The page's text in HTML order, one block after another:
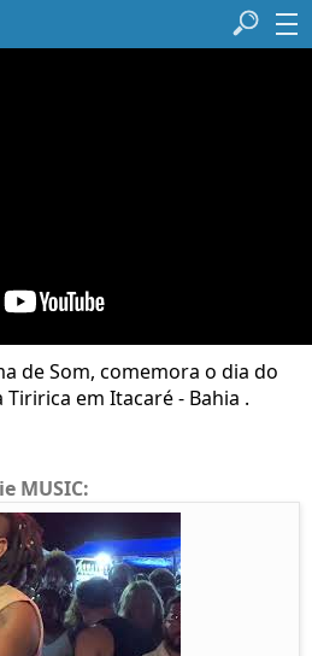
de Som, comemora o dia do
em Itacaré - Bahia .
MUSIC: